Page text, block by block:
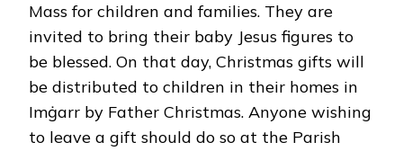
Mass for children and families. They are
invited to bring their baby Jesus figures to
be blessed. On that day, Christmas gifts will
be distributed to children in their homes in
Imġarr by Father Christmas. Anyone wishing
to leave a gift should do so at the Parish